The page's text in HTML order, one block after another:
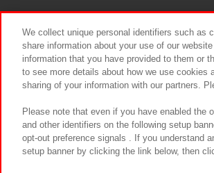
We collect unique personal identifiers such as
share information about your use of our
information that you have provided to them or
to see more details about how we use cookies
sharing of your information with our partners.
Please note that even if you have enabled the
and other identifiers on the following setup
opt-out preference signals . If you understand
setup banner by clicking the link below, then